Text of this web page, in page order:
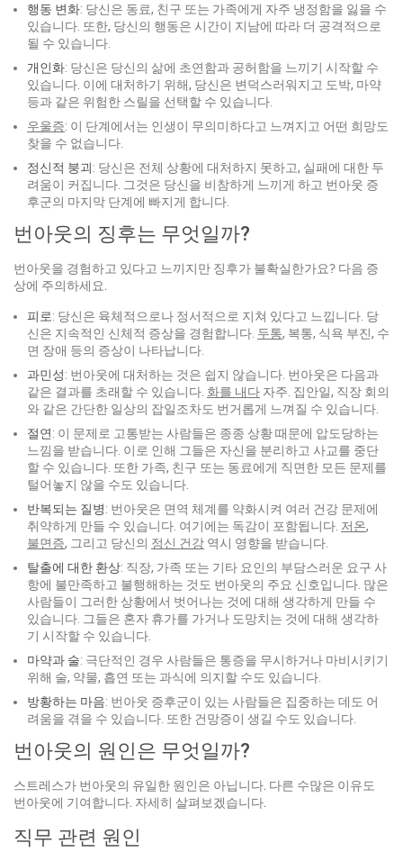
행동 변화: 당신은 동료, 친구 또는 가족에게 자주 냉정함을 잃을 수
있습니다. 또한, 당신의 행동은 시간이 지남에 따라 더 공격적으로
될 수 있습니다.
개인화: 당신은 당신의 삶에 초연함과 공허함을 느끼기 시작할 수
있습니다. 이에 대처하기 위해, 당신은 변덕스러워지고 도박, 마약
등과 같은 위험한 스릴을 선택할 수 있습니다.
우울증: 이 단계에서는 인생이 무의미하다고 느껴지고 어떤 희망도
찾을 수 없습니다.
정신적 붕괴: 당신은 전체 상황에 대처하지 못하고, 실패에 대한 두
려움이 커집니다. 그것은 당신을 비참하게 느끼게 하고 번아웃 증
후군의 마지막 단계에 빠지게 합니다.
번아웃의 징후는 무엇일까?
번아웃을 경험하고 있다고 느끼지만 징후가 불확실한가요? 다음 증
상에 주의하세요.
피로: 당신은 육체적으로나 정서적으로 지쳐 있다고 느낍니다. 당
신은 지속적인 신체적 증상을 경험합니다. 두통, 복통, 식욕 부진, 수
면 장애 등의 증상이 나타납니다.
과민성: 번아웃에 대처하는 것은 쉽지 않습니다. 번아웃은 다음과
같은 결과를 초래할 수 있습니다. 화를 내다 자주. 집안일, 직장 회의
와 같은 간단한 일상의 잡일조차도 번거롭게 느껴질 수 있습니다.
절연: 이 문제로 고통받는 사람들은 종종 상황 때문에 압도당하는
느낌을 받습니다. 이로 인해 그들은 자신을 분리하고 사교를 중단
할 수 있습니다. 또한 가족, 친구 또는 동료에게 직면한 모든 문제를
털어놓지 않을 수도 있습니다.
반복되는 질병: 번아웃은 면역 체계를 약화시켜 여러 건강 문제에
취약하게 만들 수 있습니다. 여기에는 독감이 포함됩니다. 저온,
불면증, 그리고 당신의 정신 건강 역시 영향을 받습니다.
탈출에 대한 환상: 직장, 가족 또는 기타 요인의 부담스러운 요구 사
항에 불만족하고 불행해하는 것도 번아웃의 주요 신호입니다. 많은
사람들이 그러한 상황에서 벗어나는 것에 대해 생각하게 만들 수
있습니다. 그들은 혼자 휴가를 가거나 도망치는 것에 대해 생각하
기 시작할 수 있습니다.
마약과 술: 극단적인 경우 사람들은 통증을 무시하거나 마비시키기
위해 술, 약물, 흡연 또는 과식에 의지할 수도 있습니다.
방황하는 마음: 번아웃 증후군이 있는 사람들은 집중하는 데도 어
려움을 겪을 수 있습니다. 또한 건망증이 생길 수도 있습니다.
번아웃의 원인은 무엇일까?
스트레스가 번아웃의 유일한 원인은 아닙니다. 다른 수많은 이유도
번아웃에 기여합니다. 자세히 살펴보겠습니다.
직무 관련 원인